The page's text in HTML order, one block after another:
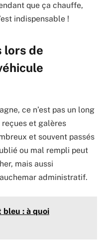
que ça chauffe,
indispensable !
lors de
ce n’est pas un long
et galères
et souvent passés
ou mal rempli peut
mais aussi
administratif.
bleu : à quoi